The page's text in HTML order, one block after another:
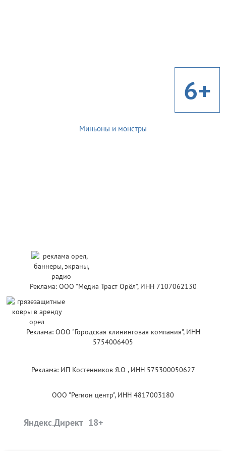
6+
Миньоны и монстры
Реклама: ООО "Медиа Траст Орёл", ИНН 7107062130
Реклама: ООО "Городская клининговая компания", ИНН
5754006405
Реклама: ИП Костенников Я.О , ИНН 575300050627
ООО "Регион центр", ИНН 4817003180
Яндекс.Директ